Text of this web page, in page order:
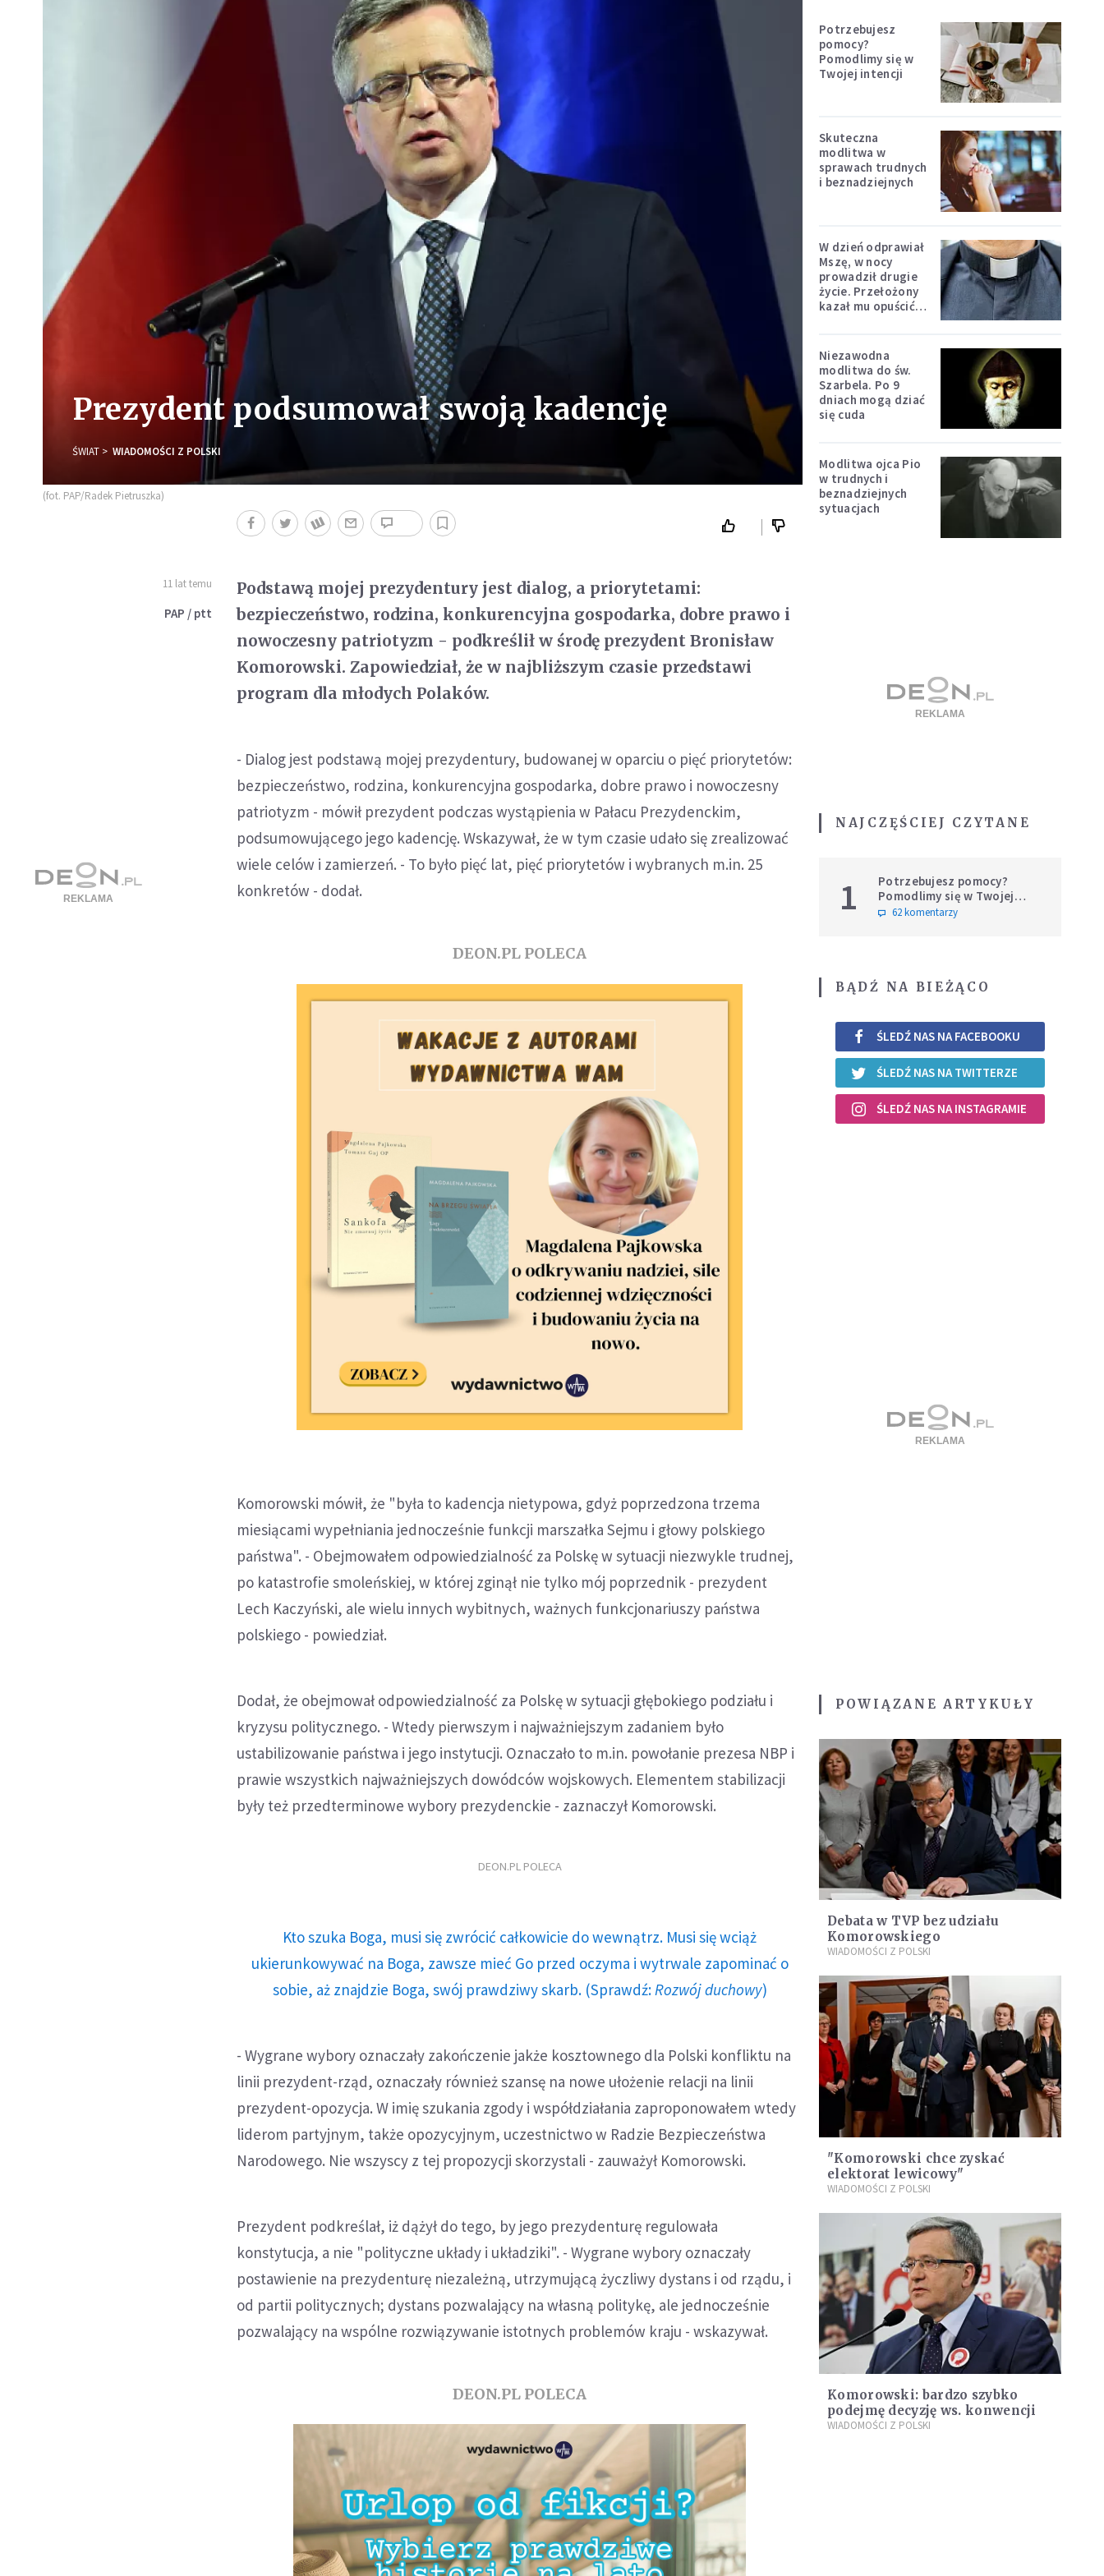
Prezydent podsumował swoją kadencję
ŚWIAT WIADOMOŚCI Z POLSKI
(fot. PAP/Radek Pietruszka)
11 lat temu
PAP / ptt
Podstawą mojej prezydentury jest dialog, a priorytetami:
bezpieczeństwo, rodzina, konkurencyjna gospodarka, dobre prawo i
nowoczesny patriotyzm - podkreślił w środę prezydent Bronisław
Komorowski. Zapowiedział, że w najbliższym czasie przedstawi
program dla młodych Polaków.
- Dialog jest podstawą mojej prezydentury, budowanej w oparciu o pięć priorytetów:
bezpieczeństwo, rodzina, konkurencyjna gospodarka, dobre prawo i nowoczesny
patriotyzm - mówił prezydent podczas wystąpienia w Pałacu Prezydenckim,
podsumowującego jego kadencję. Wskazywał, że w tym czasie udało się zrealizować
wiele celów i zamierzeń. - To było pięć lat, pięć priorytetów i wybranych m.in. 25
konkretów - dodał.
DEON.PL POLECA
Komorowski mówił, że "była to kadencja nietypowa, gdyż poprzedzona trzema
miesiącami wypełniania jednocześnie funkcji marszałka Sejmu i głowy polskiego
państwa". - Obejmowałem odpowiedzialność za Polskę w sytuacji niezwykle trudnej,
po katastrofie smoleńskiej, w której zginął nie tylko mój poprzednik - prezydent
Lech Kaczyński, ale wielu innych wybitnych, ważnych funkcjonariuszy państwa
polskiego - powiedział.
Dodał, że obejmował odpowiedzialność za Polskę w sytuacji głębokiego podziału i
kryzysu politycznego. - Wtedy pierwszym i najważniejszym zadaniem było
ustabilizowanie państwa i jego instytucji. Oznaczało to m.in. powołanie prezesa NBP i
prawie wszystkich najważniejszych dowódców wojskowych. Elementem stabilizacji
były też przedterminowe wybory prezydenckie - zaznaczył Komorowski.
DEON.PL POLECA
Kto szuka Boga, musi się zwrócić całkowicie do wewnątrz. Musi się wciąż
ukierunkowywać na Boga, zawsze mieć Go przed oczyma i wytrwale zapominać o
sobie, aż znajdzie Boga, swój prawdziwy skarb. (Sprawdź: Rozwój duchowy)
- Wygrane wybory oznaczały zakończenie jakże kosztownego dla Polski konfliktu na
linii prezydent-rząd, oznaczały również szansę na nowe ułożenie relacji na linii
prezydent-opozycja. W imię szukania zgody i współdziałania zaproponowałem wtedy
liderom partyjnym, także opozycyjnym, uczestnictwo w Radzie Bezpieczeństwa
Narodowego. Nie wszyscy z tej propozycji skorzystali - zauważył Komorowski.
Prezydent podkreślał, iż dążył do tego, by jego prezydenturę regulowała
konstytucja, a nie "polityczne układy i układziki". - Wygrane wybory oznaczały
postawienie na prezydenturę niezależną, utrzymującą życzliwy dystans i od rządu, i
od partii politycznych; dystans pozwalający na własną politykę, ale jednocześnie
pozwalający na wspólne rozwiązywanie istotnych problemów kraju - wskazywał.
DEON.PL POLECA
Potrzebujesz
pomocy?
Pomodlimy się w
Twojej intencji
Skuteczna
modlitwa w
sprawach trudnych
i beznadziejnych
W dzień odprawiał
Mszę, w nocy
prowadził drugie
życie. Przełożony
kazał mu opuścić
Niezawodna
modlitwa do św.
Szarbela. Po 9
dniach mogą dziać
się cuda
Modlitwa ojca Pio
w trudnych i
beznadziejnych
sytuacjach
NAJCZĘŚCIEJ CZYTANE
1
Potrzebujesz pomocy?
Pomodlimy się w Twojej
intencji
62 komentarzy
BĄDŹ NA BIEŻĄCO
ŚLEDŹ NAS NA FACEBOOKU
ŚLEDŹ NAS NA TWITTERZE
ŚLEDŹ NAS NA INSTAGRAMIE
POWIĄZANE ARTYKUŁY
Debata w TVP bez udziału
Komorowskiego
WIADOMOŚCI Z POLSKI
"Komorowski chce zyskać
elektorat lewicowy"
WIADOMOŚCI Z POLSKI
Komorowski: bardzo szybko
podejmę decyzję ws. konwencji
WIADOMOŚCI Z POLSKI